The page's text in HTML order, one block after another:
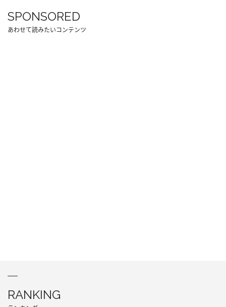
SPONSORED
あわせて読みたいコンテンツ
RANKING